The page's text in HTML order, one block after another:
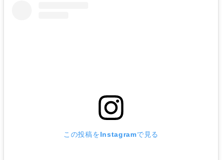
この投稿をInstagramで見る